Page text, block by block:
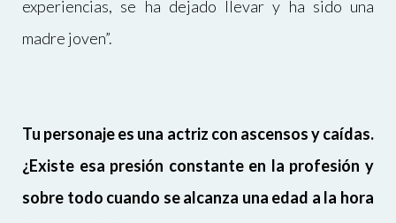
experiencias, se ha dejado llevar y ha sido una
madre joven”.
Tu personaje es una actriz con ascensos y caídas.
¿Existe esa presión constante en la profesión y
sobre todo cuando se alcanza una edad a la hora